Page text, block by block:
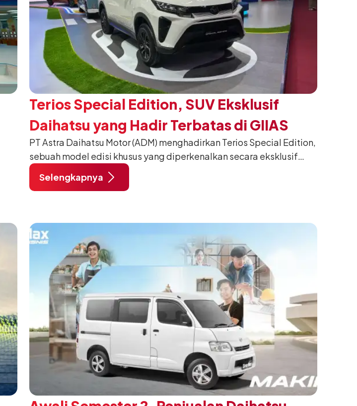
Terios Special Edition, SUV Eksklusif
Daihatsu yang Hadir Terbatas di GIIAS
2026
PT Astra Daihatsu Motor (ADM) menghadirkan Terios Special Edition,
sebuah model edisi khusus yang diperkenalkan secara eksklusif
pada ajang Gaikindo Indonesia International Auto Show (GIIAS) 2026
di ICE BSD City, Tangerang. Dikembangkan dari varian Terios 1.5 X
mengubah karakter tangguh yang telah menjadi ciri khas Terios.
Selengkapnya